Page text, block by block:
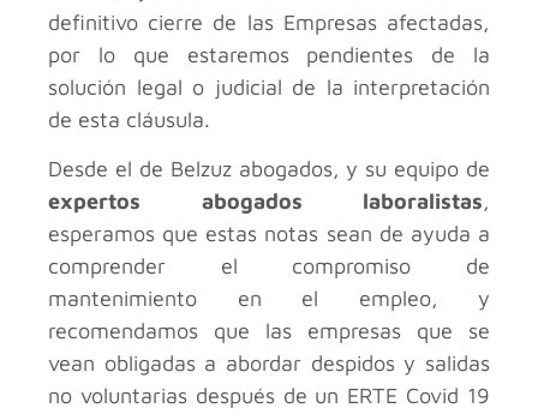
definitivo cierre de las Empresas afectadas,
por lo que estaremos pendientes de la
solución legal o judicial de la interpretación
de esta cláusula.
Desde el de Belzuz abogados, y su equipo de
expertos abogados laboralistas,
esperamos que estas notas sean de ayuda a
comprender el compromiso de
mantenimiento en el empleo, y
recomendamos que las empresas que se
vean obligadas a abordar despidos y salidas
no voluntarias después de un ERTE Covid 19